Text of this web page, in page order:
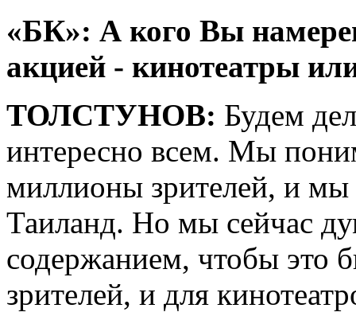
«БК»: А кого Вы
акцией - кинотеатры
ТОЛСТУНОВ: Будем
интересно всем. Мы
миллионы зрителей, и мы
Таиланд. Но мы сейчас
содержанием, чтобы это
зрителей, и для